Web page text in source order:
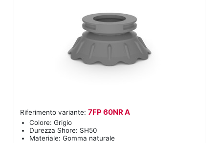
Riferimento variante: 7FP 60NR A
Colore: Grigio
Durezza Shore: SH50
Materiale: Gomma naturale